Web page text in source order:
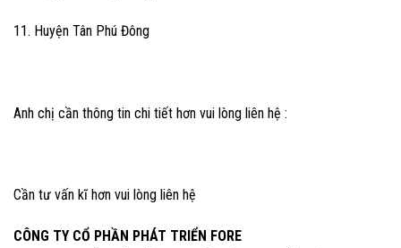
11. Huyện Tân Phú Đông
Anh chị cần thông tin chi tiết hơn vui lòng liên hệ :
Cần tư vấn kĩ hơn vui lòng liên hệ
CÔNG TY CỔ PHẦN PHÁT TRIỂN FORE